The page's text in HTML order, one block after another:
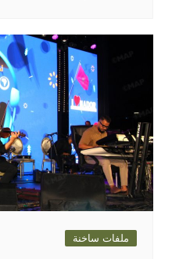
ملفات ساخنة